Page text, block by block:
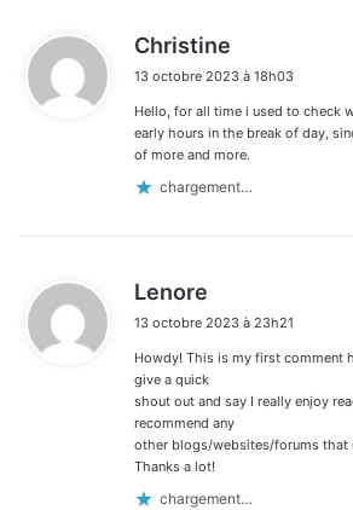
Christine
t
:
13 octobre 2023 à 18h03
Hello, for all time i used to check
early hours in the break of day,
of more and more.
chargement…
Lenore
t
:
13 octobre 2023 à 23h21
Howdy! This is my first comment
give a quick
shout out and say I really enjoy
recommend any
other blogs/websites/forums that
Thanks a lot!
chargement…